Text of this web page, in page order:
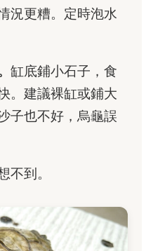
況更糟。定時泡水
缸底鋪小石子，食
。建議裸缸或鋪大
子也不好，烏龜誤
不到。